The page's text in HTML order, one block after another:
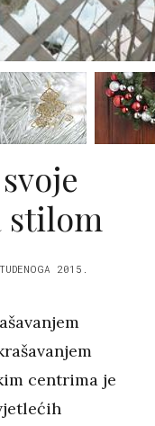
stilom
2015.
centrima je